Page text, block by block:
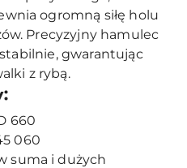
ogromną siłę holu
Precyzyjny hamulec
gwarantując
z rybą.
660
060
suma i dużych